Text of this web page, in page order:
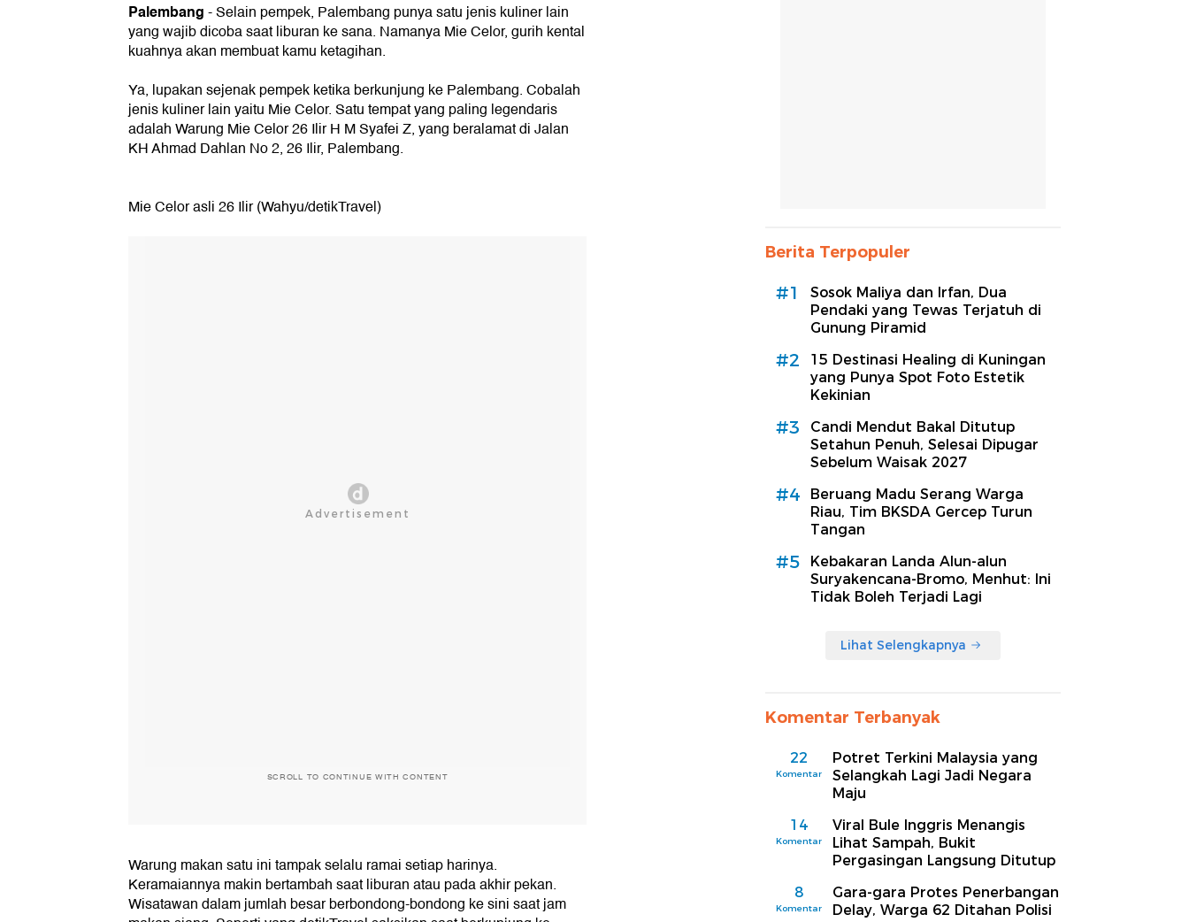
Palembang- Selain pempek, Palembang punya satu jenis kuliner lain
yang wajib dicoba saat liburan ke sana. Namanya Mie Celor, gurih kental
kuahnya akan membuat kamu ketagihan.
Ya, lupakan sejenak pempek ketika berkunjung ke Palembang. Cobalah
jenis kuliner lain yaitu Mie Celor. Satu tempat yang paling legendaris
adalah Warung Mie Celor 26 Ilir H M Syafei Z, yang beralamat di Jalan
KH Ahmad Dahlan No 2, 26 Ilir, Palembang.
Mie Celor asli 26 Ilir (Wahyu/detikTravel)
SCROLL TO CONTINUE WITH CONTENT
Warung makan satu ini tampak selalu ramai setiap harinya.
Keramaiannya makin bertambah saat liburan atau pada akhir pekan.
Wisatawan dalam jumlah besar berbondong-bondong ke sini saat jam
Berita Terpopuler
#1
Sosok Maliya dan Irfan, Dua
Pendaki yang Tewas Terjatuh di
Gunung Piramid
#2
15 Destinasi Healing di Kuningan
yang Punya Spot Foto Estetik
Kekinian
#3
Candi Mendut Bakal Ditutup
Setahun Penuh, Selesai Dipugar
Sebelum Waisak 2027
#4
Beruang Madu Serang Warga
Riau, Tim BKSDA Gercep Turun
Tangan
#5
Kebakaran Landa Alun-alun
Suryakencana-Bromo, Menhut: Ini
Tidak Boleh Terjadi Lagi
Lihat Selengkapnya
Komentar Terbanyak
22
Komentar
Potret Terkini Malaysia yang
Selangkah Lagi Jadi Negara
Maju
14
Komentar
Viral Bule Inggris Menangis
Lihat Sampah, Bukit
Pergasingan Langsung Ditutup
8
Komentar
Gara-gara Protes Penerbangan
Delay, Warga 62 Ditahan Polisi